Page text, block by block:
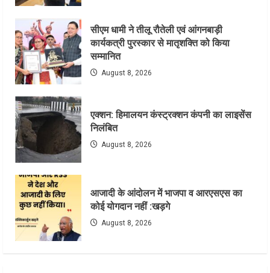
सीएम धामी ने तीलू रौतेली एवं आंगनबाड़ी
कार्यकत्री पुरस्कार से मातृशक्ति को किया
सम्मानित
August 8, 2026
एक्शन: हिमालयन कंस्ट्रक्शन कंपनी का लाइसेंस
निलंबित
August 8, 2026
आजादी के आंदोलन में भाजपा व आरएसएस का
कोई योगदान नहीं :खड़गे
August 8, 2026